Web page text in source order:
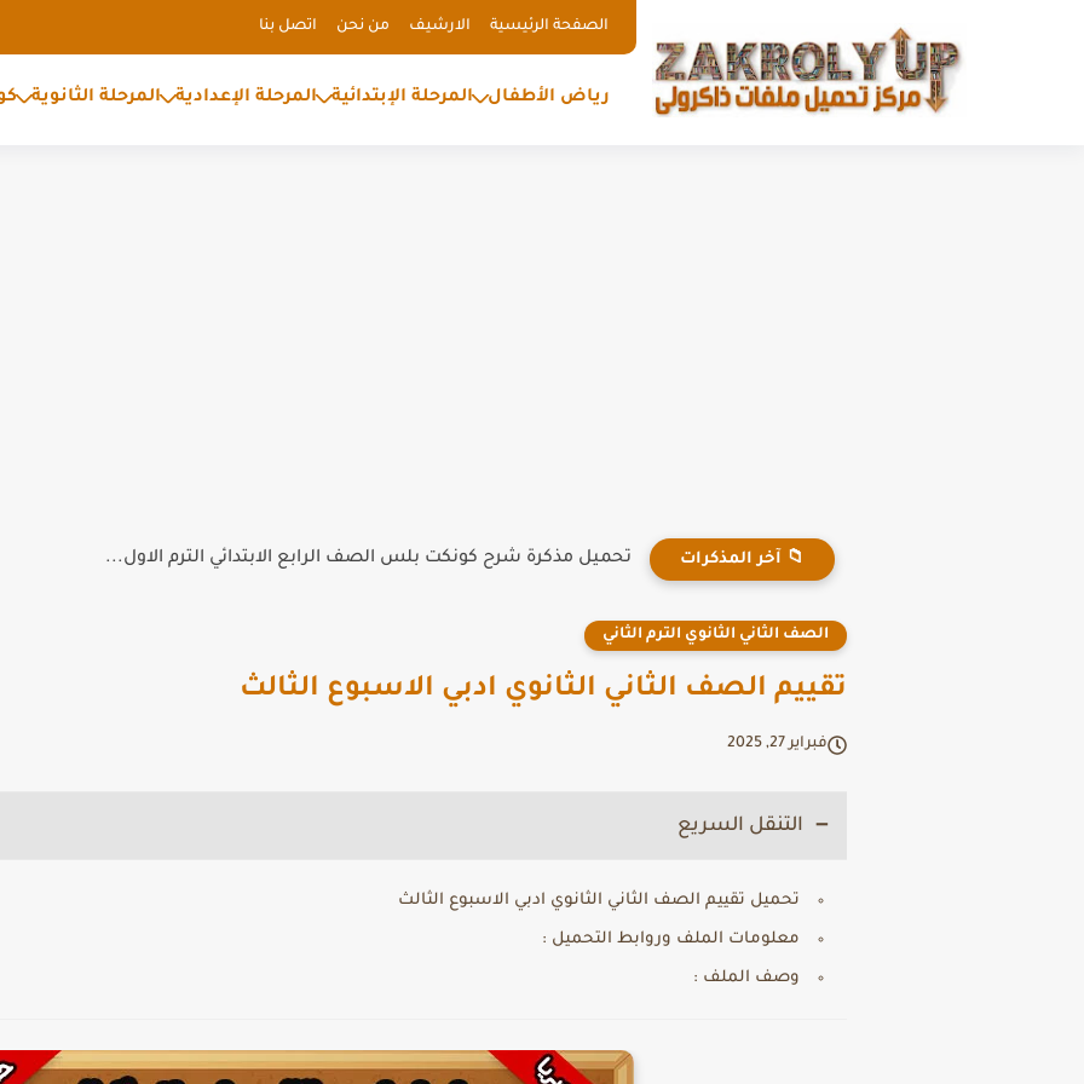
الصفحة الرئيسية الارشيف من نحن اتصل بنا
رياض الأطفال المرحلة الإبتدائية المرحلة الإعدادية المرحلة الثانوية
📁 آخر المذكرات تحميل مذكرة شرح كونكت بلس الصف الرابع الابتدائي الترم الاول...
الصف الثاني الثانوي الترم الثاني
تقييم الصف الثاني الثانوي ادبي الاسبوع الثالث
فبراير 27, 2025
التنقل السريع
تحميل تقييم الصف الثاني الثانوي ادبي الاسبوع الثالث
معلومات الملف وروابط التحميل :
وصف الملف :